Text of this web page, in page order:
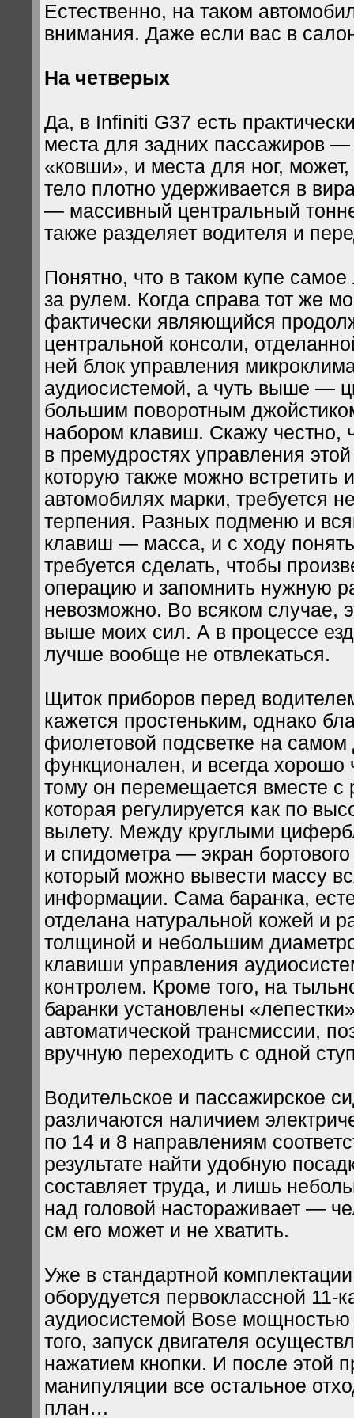
Естественно, на таком
внимания. Даже если вас в
На четверых
Да, в Infiniti G37 есть
места для задних пассажиров
«ковши», и места для ног, может,
тело плотно удерживается в
— массивный центральный
также разделяет водителя и
Понятно, что в таком купе
за рулем. Когда справа тот же
фактически являющийся
центральной консоли,
ней блок управления
аудиосистемой, а чуть выше —
большим поворотным
набором клавиш. Скажу честно,
в премудростях управления
которую также можно встретить
автомобилях марки, требуется
терпения. Разных подменю и
клавиш — масса, и с ходу
требуется сделать, чтобы
операцию и запомнить нужную
невозможно. Во всяком случае,
выше моих сил. А в процессе
лучше вообще не отвлекаться.
Щиток приборов перед
кажется простеньким, однако
фиолетовой подсветке на самом
функционален, и всегда хорошо
тому он перемещается вместе с
которая регулируется как по
вылету. Между круглыми
и спидометра — экран
который можно вывести массу
информации. Сама баранка,
отделана натуральной кожей и
толщиной и небольшим
клавиши управления
контролем. Кроме того, на
баранки установлены
автоматической трансмиссии,
вручную переходить с одной
Водительское и пассажирское
различаются наличием
по 14 и 8 направлениям
результате найти удобную
составляет труда, и лишь
над головой настораживает —
см его может и не хватить.
Уже в стандартной
оборудуется первоклассной 11-
аудиосистемой Bose
того, запуск двигателя
нажатием кнопки. И после этой
манипуляции все остальное
план…